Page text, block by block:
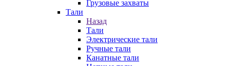
Грузовые захваты
Тали
Назад
Тали
Электрические тали
Ручные тали
Канатные тали